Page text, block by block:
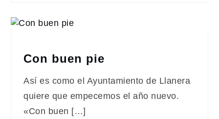
Con buen pie
Así es como el Ayuntamiento de Llanera
quiere que empecemos el año nuevo.
«Con buen […]